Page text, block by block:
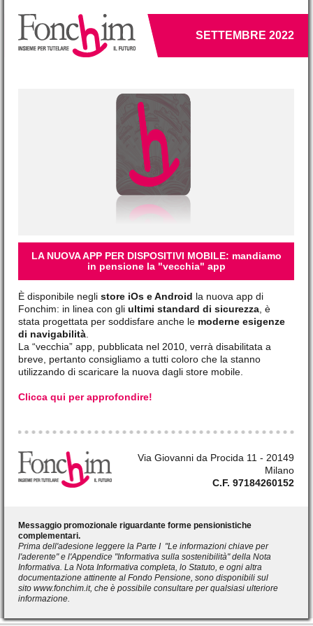
SETTEMBRE 2022
LA NUOVA APP PER DISPOSITIVI MOBILE: mandiamo
in pensione la "vecchia" app
È disponibile negli store iOs e Android la nuova app di
Fonchim: in linea con gli ultimi standard di sicurezza , è
stata progettata per soddisfare anche le moderne esigenze
di navigabilità
La “vecchia” app, pubblicata nel 2010, verrà disabilitata a
breve, pertanto consigliamo a tutti coloro che la stanno
utilizzando di scaricare la nuova dagli store mobile.
Clicca qui per approfondire!
Via Giovanni da Procida 11 - 20149
Milano
C.F. 97184260152
Messaggio promozionale riguardante forme pensionistiche
complementari.
Prima dell'adesione leggere la Parte I "Le informazioni chiave per
l'aderente" e l'Appendice "Informativa sulla sostenibilità" della Nota
Informativa. La Nota Informativa completa, lo Statuto, e ogni altra
documentazione attinente al Fondo Pensione, sono disponibili sul
sito www.fonchim.it, che è possibile consultare per qualsiasi ulteriore
informazione.